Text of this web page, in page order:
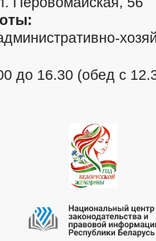
до 16.30 (обед с